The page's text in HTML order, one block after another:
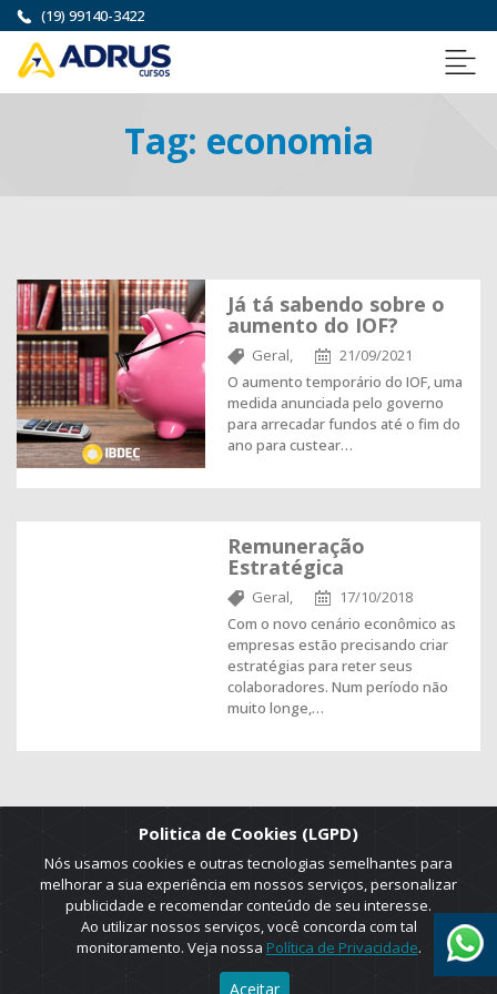
(19) 99140-3422
Tag: economia
Já tá sabendo sobre o
aumento do IOF?
Geral,
21/09/2021
O aumento temporário do IOF, uma
medida anunciada pelo governo
para arrecadar fundos até o fim do
ano para custear…
Remuneração
Estratégica
Geral,
17/10/2018
Com o novo cenário econômico as
empresas estão precisando criar
estratégias para reter seus
colaboradores. Num período não
muito longe,…
2025 © Copyright. ADRUS. Todos os direitos reservados. Designed by
Politica de Cookies (LGPD)
Nós usamos cookies e outras tecnologias semelhantes para
melhorar a sua experiência em nossos serviços, personalizar
publicidade e recomendar conteúdo de seu interesse.
Ao utilizar nossos serviços, você concorda com tal
monitoramento. Veja nossa Política de Privacidade.
Aceitar